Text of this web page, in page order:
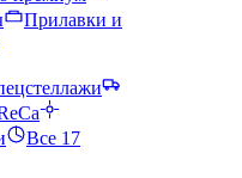
Прилавки и
Все 17